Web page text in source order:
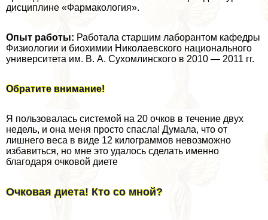
дисциплине «Фармакология».
Опыт работы: Работала старшим лаборантом кафедры
Физиологии и биохимии Николаевского национального
университета им. В. А. Сухомлинского в 2010 — 2011 гг.
Обратите внимание!
Я пользовалась системой на 20 очков в течение двух
недель, и она меня просто спасла! Думала, что от
лишнего веса в виде 12 килограммов невозможно
избавиться, но мне это удалось сделать именно
благодаря очковой диете
Очковая диета! Кто со мной?